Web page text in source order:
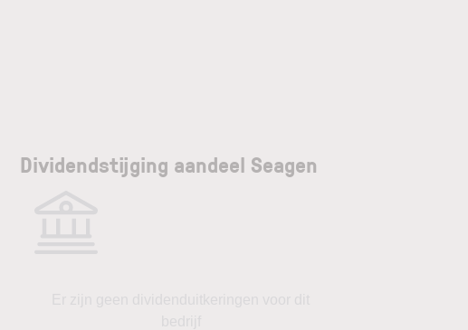
Dividendstijging aandeel Seagen